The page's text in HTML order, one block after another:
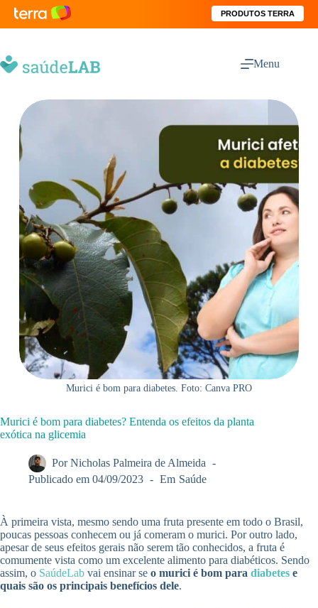
PRODUTOS TERRA
Menu
Murici é bom para diabetes. Foto: Canva PRO
Murici é bom para diabetes? Entenda os efeitos da planta
exótica na glicemia
Por Nicholas Palmeira de Almeida
Publicado em 04/09/2023 Em Saúde
À primeira vista, mesmo sendo uma fruta presente em todo o Brasil,
poucas pessoas conhecem ou já comeram o murici. Por outro lado,
apesar de seus efeitos gerais não serem tão conhecidos, a fruta é
comumente vista como um excelente alimento para diabéticos. Sendo
assim, o SaúdeLab vai ensinar se o murici é bom para diabetes e
quais são os principais benefícios dele.